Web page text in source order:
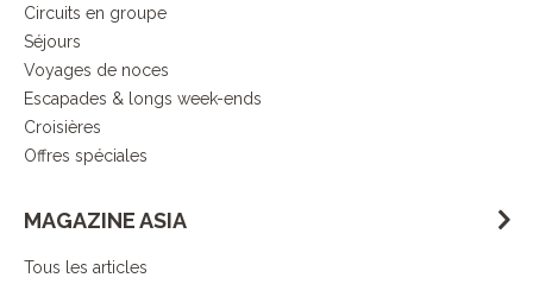
Circuits en groupe
Séjours
Voyages de noces
Escapades & longs week-ends
Croisières
Offres spéciales
MAGAZINE ASIA
Tous les articles